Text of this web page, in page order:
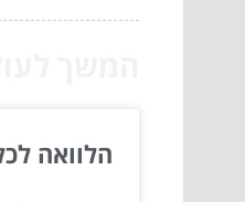
הלוואה